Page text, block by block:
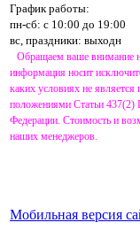
График работы:
пн-сб: с 10:00 до 19:00
вс, праздники: выходн
Обращаем ваше внимание
информация носит
каких условиях не
положениями Статьи 437(2)
Федерации. Стоимость и
наших менеджеров.
Мобильная версия